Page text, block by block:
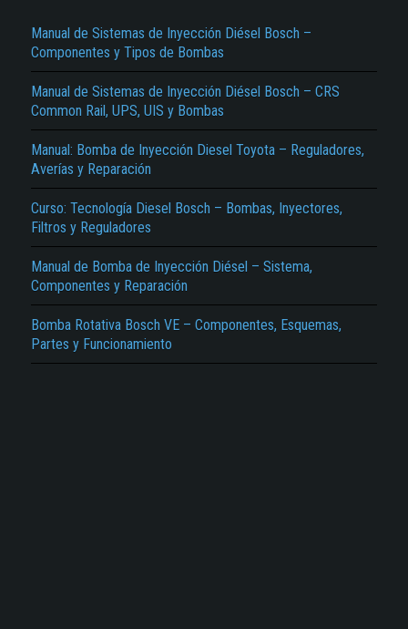
Manual de Sistemas de Inyección Diésel Bosch –
Componentes y Tipos de Bombas
Manual de Sistemas de Inyección Diésel Bosch – CRS
Common Rail, UPS, UIS y Bombas
Manual: Bomba de Inyección Diesel Toyota – Reguladores,
Averías y Reparación
Curso: Tecnología Diesel Bosch – Bombas, Inyectores,
Filtros y Reguladores
Manual de Bomba de Inyección Diésel – Sistema,
Componentes y Reparación
Bomba Rotativa Bosch VE – Componentes, Esquemas,
Partes y Funcionamiento
El Título es incorrecto según el contenido.
Texto o Imagen de portada son erróneos.
No carga o no se visualiza el contenido.
Reportar otro tipo de error...